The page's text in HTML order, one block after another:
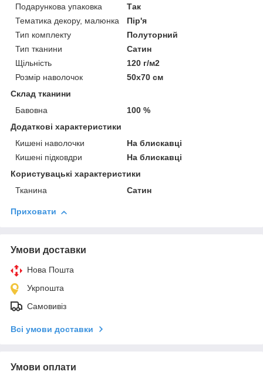
Подарункова упаковка
Так
Тематика декору, малюнка
Пір'я
Тип комплекту
Полуторний
Тип тканини
Сатин
Щільність
120 г/м2
Розмір наволочок
50х70 см
Склад тканини
Бавовна
100 %
Додаткові характеристики
Кишені наволочки
На блискавці
Кишені підковдри
На блискавці
Користувацькi характеристики
Тканина
Сатин
Приховати
Умови доставки
Нова Пошта
Укрпошта
Самовивіз
Всі умови доставки
Умови оплати